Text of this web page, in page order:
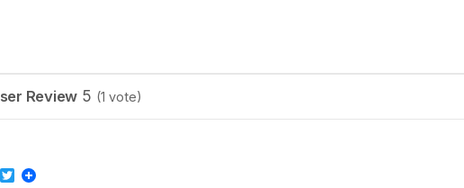
Review 5 (1 vote)
Facebook
Twitter